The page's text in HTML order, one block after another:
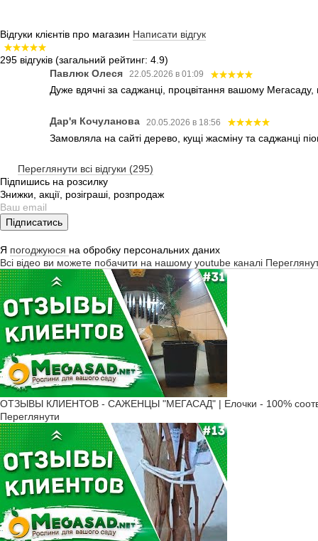
Відгуки клієнтів про магазин Написати відгук
295 відгуків (загальний рейтинг: 4.9)
Павлюк Олеся
22.05.2026 в 01:09
Дуже вдячні за саджанці, процвітання вашому
Дар'я Кочуланова 20.05.2026 в 18:56
Замовляла на сайті дерево, кущі жасміну та саджанці
Переглянути всі відгуки (295)
Підпишись на розсилку
Знижки, акції, розіграші, розпродаж
Підписатись
Я погоджуюся на обробку персональних даних
Всі відео ви можете побачити на нашому youtube каналі
ОТЗЫВЫ КЛИЕНТОВ - САЖЕНЦЫ "МЕГАСАД" | Елочки - 100%
Переглянути